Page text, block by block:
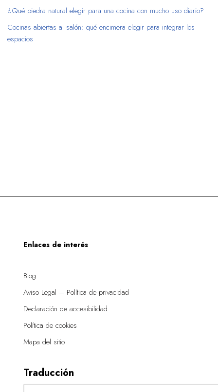
¿Qué piedra natural elegir para una cocina con mucho uso diario?
Cocinas abiertas al salón: qué encimera elegir para integrar los
espacios
Enlaces de interés
Blog
Aviso Legal – Política de privacidad
Declaración de accesibilidad
Política de cookies
Mapa del sitio
Traducción